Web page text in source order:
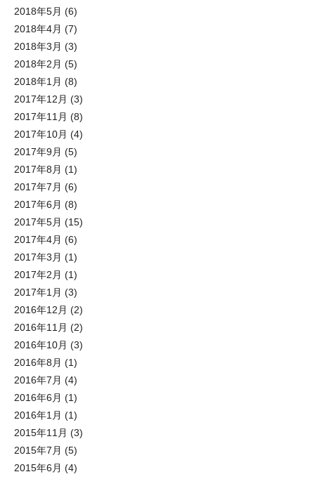
2018年5月 (6)
2018年4月 (7)
2018年3月 (3)
2018年2月 (5)
2018年1月 (8)
2017年12月 (3)
2017年11月 (8)
2017年10月 (4)
2017年9月 (5)
2017年8月 (1)
2017年7月 (6)
2017年6月 (8)
2017年5月 (15)
2017年4月 (6)
2017年3月 (1)
2017年2月 (1)
2017年1月 (3)
2016年12月 (2)
2016年11月 (2)
2016年10月 (3)
2016年8月 (1)
2016年7月 (4)
2016年6月 (1)
2016年1月 (1)
2015年11月 (3)
2015年7月 (5)
2015年6月 (4)